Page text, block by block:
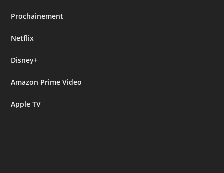
Prochainement
Netflix
Disney+
Amazon Prime Video
Apple TV